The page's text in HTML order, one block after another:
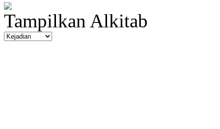
Tampilkan Alkitab